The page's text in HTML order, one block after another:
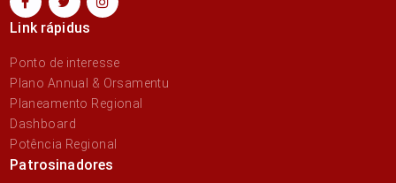
Link rápidus
Ponto de interesse
Plano Annual & Orsamentu
Planeamento Regional
Dashboard
Potência Regional
Patrosinadores